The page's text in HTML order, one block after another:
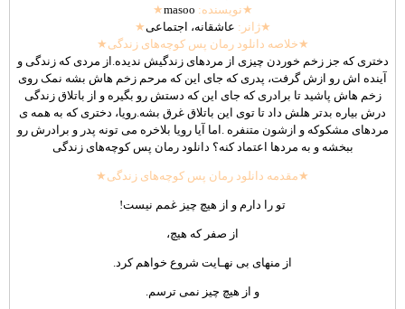
★نویسنده:
★
★‌ژانر: عاشقانه، اجتماعی★
★خلاصه دانلود رمان پس کوچه‌های زندگی★
دختری که جز زخم خوردن چیزی از مردهای زندگیش ندیده.از مردی که زندگی و
آینده اش رو ازش گرفت، پدری که جای این که مرحم زخم هاش بشه نمک روی
زخم هاش پاشید تا برادری که جای این که دستش رو بگیره و از باتلاق زندگی
درش بیاره بدتر هلش داد تا توی این باتلاق غرق بشه.رویا، دختری که به همه ی
مردهای مشکوکه و ازشون متنفره .اما آیا رویا بلاخره می تونه پدر و برادرش رو
ببخشه و به مردها اعتماد کنه؟ دانلود رمان پس کوچه‌های زندگی
★مقدمه دانلود رمان پس کوچه‌های زندگی★
تو را دارم و از هیچ‌ چیز غمم نیست!
از صفر که هیچ،
از منهای بی‌ نهـایت شروع خواهم کرد.
و از هیچ‌ چیز نمی‌ ترسم.